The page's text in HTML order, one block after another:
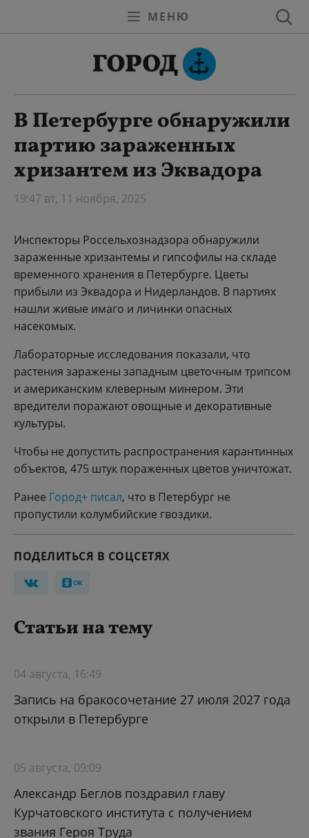
МЕНЮ
В Петербурге обнаружили
партию зараженных
хризантем из Эквадора
19:47 вт, 11 ноября, 2025
Инспекторы Россельхознадзора обнаружили
зараженные хризантемы и гипсофилы на складе
временного хранения в Петербурге. Цветы
прибыли из Эквадора и Нидерландов. В партиях
нашли живые имаго и личинки опасных
насекомых.
Лабораторные исследования показали, что
растения заражены западным цветочным трипсом
и американским клеверным минером. Эти
вредители поражают овощные и декоративные
культуры.
Чтобы не допустить распространения карантинных
объектов, 475 штук пораженных цветов уничтожат.
Ранее Город+ писал, что в Петербург не
пропустили колумбийские гвоздики.
ПОДЕЛИТЬСЯ В СОЦСЕТЯХ
Статьи на тему
04 августа, 16:49
Запись на бракосочетание 27 июля 2027 года
открыли в Петербурге
05 августа, 09:09
Александр Беглов поздравил главу
Курчатовского института с получением
звания Героя Труда